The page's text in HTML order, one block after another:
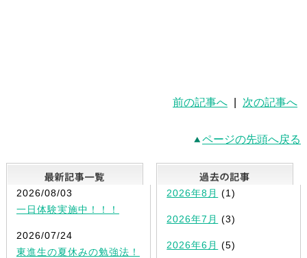
前の記事へ 次の記事へ
ページの先頭へ戻る
最新記事一覧
2026/08/03
一日体験実施中！！！
2026/07/24
東進生の夏休みの勉強法！
2026年8月 (1)
2026年7月 (3)
2026年6月 (5)